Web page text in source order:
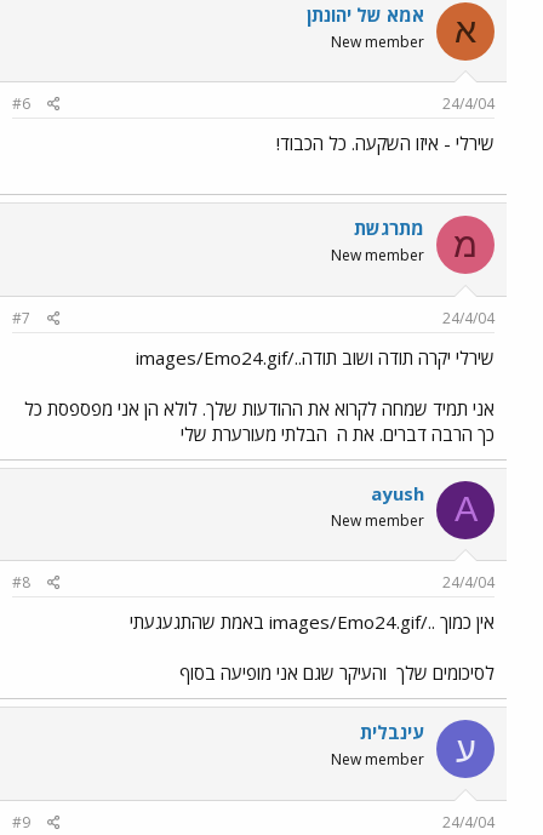
א אמא של יהונתן
New member
24/4/04
#6
שירלי - איזו השקעה. כל הכבוד!
מ מתרגשת
New member
24/4/04
#7
שירלי יקרה תודה ושוב תודה../images/Emo24.gif
אני תמיד שמחה לקרוא את ההודעות שלך. לולא הן אני מפספסת כל
כך הרבה דברים. את ה הבלתי מעורערת שלי
A
ayush
New member
24/4/04
#8
אין כמוך ../images/Emo24.gif באמת שהתגעגעתי
לסיכומים שלך והעיקר שגם אני מופיעה בסוף
ע עינבלית
New member
24/4/04
#9